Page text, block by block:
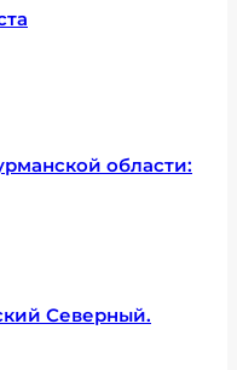
области:
Северный.